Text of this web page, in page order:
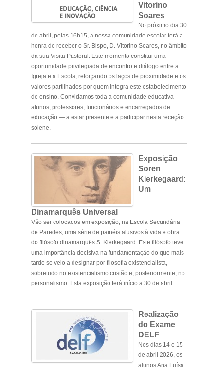
Vitorino
Soares
No próximo dia 30
de abril, pelas 16h15, a nossa comunidade escolar terá a
honra de receber o Sr. Bispo, D. Vitorino Soares, no âmbito
da sua Visita Pastoral. Este momento constitui uma
oportunidade privilegiada de encontro e diálogo entre a
Igreja e a Escola, reforçando os laços de proximidade e os
valores partilhados por quem integra este estabelecimento
de ensino. Convidamos toda a comunidade educativa —
alunos, professores, funcionários e encarregados de
educação — a estar presente e a participar nesta receção
solene.
Exposição
Soren
Kierkegaard:
Um
Dinamarquês Universal
Vão ser colocados em exposição, na Escola Secundária
de Paredes, uma série de painéis alusivos à vida e obra
do filósofo dinamarquês S. Kierkegaard. Este filósofo teve
uma importância decisiva na fundamentação do que mais
tarde se veio a designar por filosofia existencialista,
sobretudo no existencialismo cristão e, posteriormente, no
personalismo. Esta exposição terá início a 30 de abril
Realização
do Exame
DELF
Nos dias 14 e 15
de abril 2026, os
alunos Ana Luísa